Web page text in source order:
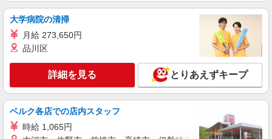
間を超える時間外労働分は法定どおり追加で支給
します。 試用期間なし ※経験・能力による
キープ 詳細を見る
派遣社員
株式会社日本パーソナルビジネス 首都圏支社（T11_154）
≪携帯販売｜家電量販店のauコーナー≫
時給1700円〜1800円 ◆交通費規定支給◆直雇
用へ切替後：月給286,200円＋交通費
東京都立川市曙町
大学病院の清掃
月給 273,650円
品川区
詳細を見る とりあえずキープ
ベルク各店での店内スタッフ
時給 1,065円